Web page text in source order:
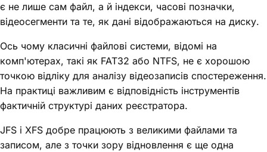
є не лише сам файл, а й індекси, часові позначки,
відеосегменти та те, як дані відображаються на диску.
Ось чому класичні файлові системи, відомі на
комп'ютерах, такі як FAT32 або NTFS, не є хорошою
точкою відліку для аналізу відеозаписів спостереження.
На практиці важливим є відповідність інструментів
фактичній структурі даних реєстратора.
JFS і XFS добре працюють з великими файлами та
записом, але з точки зору відновлення є ще одна